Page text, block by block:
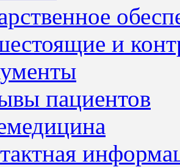
и
пациентов